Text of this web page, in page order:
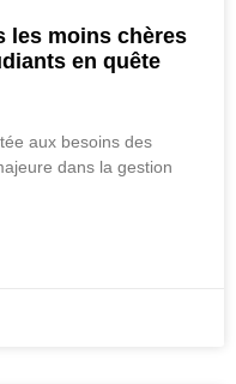
les moins chères
en quête
aux besoins des
dans la gestion